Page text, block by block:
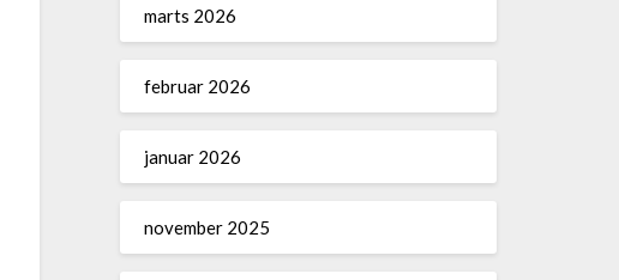
marts 2026
februar 2026
januar 2026
november 2025